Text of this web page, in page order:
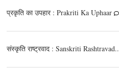
प्रकृति का उपहार : Prakriti Ka Uphaar
संस्कृति राष्ट्रवाद : Sanskriti Rashtravad..